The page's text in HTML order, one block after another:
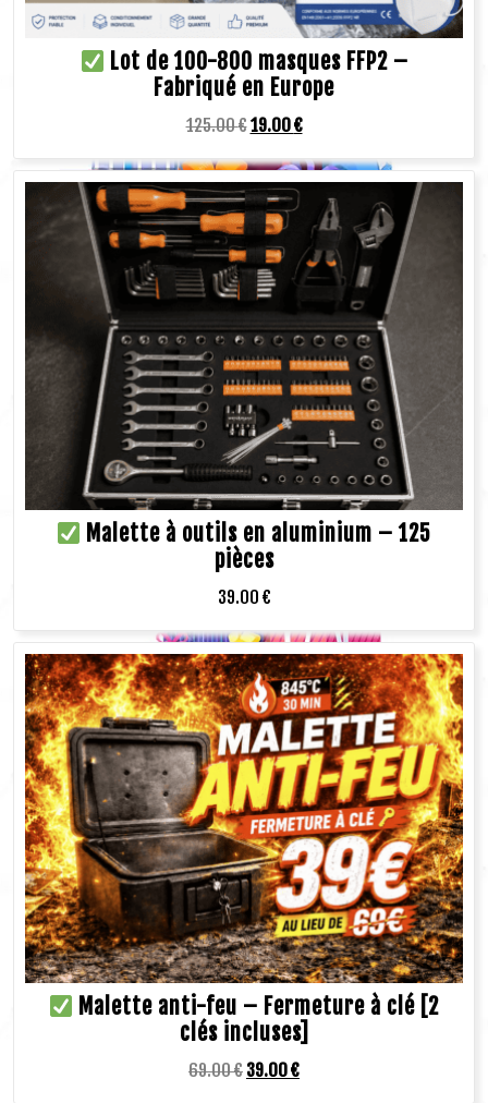
Lot de 100-800 masques FFP2 –
Fabriqué en Europe
125.00€19.00€
Malette à outils en aluminium – 125
pièces
39.00 €
Malette anti-feu – Fermeture à clé [2
clés incluses]
69.00€ 39.00€